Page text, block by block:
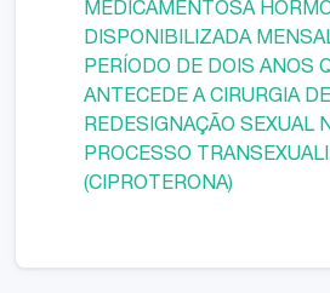
MEDICAMENTOSA
DISPONIBILIZADA
PERÍODO DE DOIS ANOS
ANTECEDE A CIRURGIA DE
REDESIGNAÇÃO SEXUAL
PROCESSO
(CIPROTERONA)